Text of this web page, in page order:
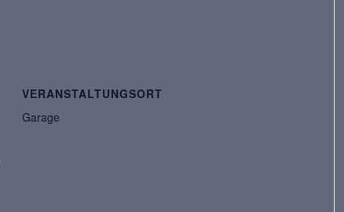
VERANSTALTUNGSORT
Garage